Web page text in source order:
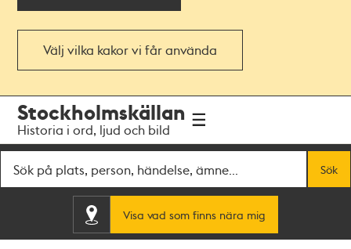
Välj vilka kakor vi får använda
navigationen
huvudinnehållet
Stockholmskällan
Historia i ord, ljud och bild
Sök
Visa vad som finns nära mig